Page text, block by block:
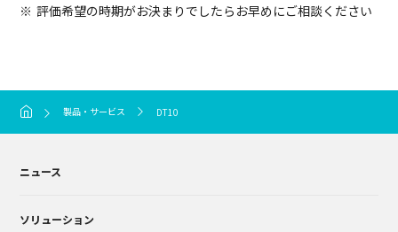
評価希望の時期がお決まりでしたらお早めにご相談ください
製品・サービス DT10
ニュース
ソリューション